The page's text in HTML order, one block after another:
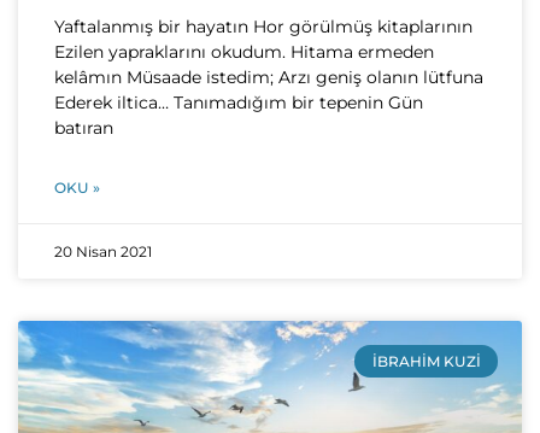
Yaftalanmış bir hayatın Hor görülmüş kitaplarının
Ezilen yapraklarını okudum. Hitama ermeden
kelâmın Müsaade istedim; Arzı geniş olanın lütfuna
Ederek iltica… Tanımadığım bir tepenin Gün
batıran
OKU »
20 Nisan 2021
İBRAHIM KUZI